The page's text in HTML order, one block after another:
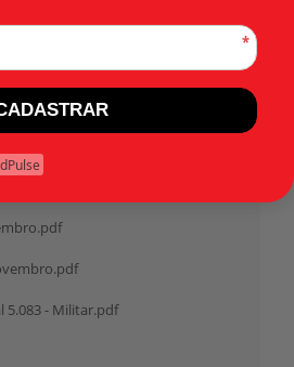
5.083 - Militar.pdf
*